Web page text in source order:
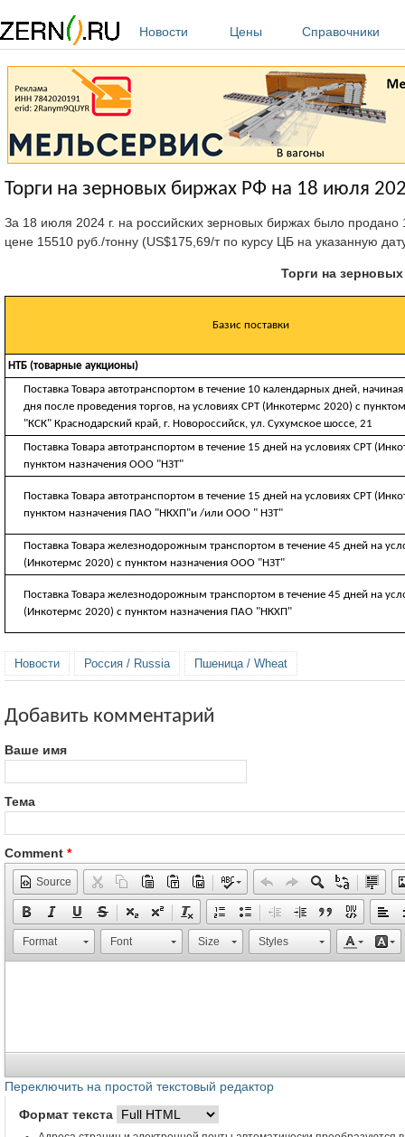
Новости
Цены Справочники
Торги на зерновых биржах РФ на 18 июля
За 18 июля 2024 г. на российских зерновых биржах было
цене 15510 руб./тонну (US$175,69/т по курсу ЦБ на указанную
Торги на
Базис поставки
НТБ (товарные аукционы)
Поставка Товара автотранспортом в течение 10 календарных дней,
дня после проведения торгов, на условиях CРТ (Инкотермс 2020) с
"КСК" Краснодарский край, г. Новороссийск, ул. Сухумское шоссе, 21
Поставка Товара автотранспортом в течение 15 дней на условиях CРТ
пунктом назначения ООО "НЗТ"
Поставка Товара автотранспортом в течение 15 дней на условиях CРТ
пунктом назначения ПАО "НКХП"и /или ООО " НЗТ"
Поставка Товара железнодорожным транспортом в течение 45 дней на
(Инкотермс 2020) с пунктом назначения ООО "НЗТ"
Поставка Товара железнодорожным транспортом в течение 45 дней на
(Инкотермс 2020) с пунктом назначения ПАО "НКХП"
Новости Россия / Russia Пшеница / Wheat
Добавить комментарий
Ваше имя
Тема
Comment *
Source
Format Font Size Styles
Переключить на простой текстовый редактор
Формат текста